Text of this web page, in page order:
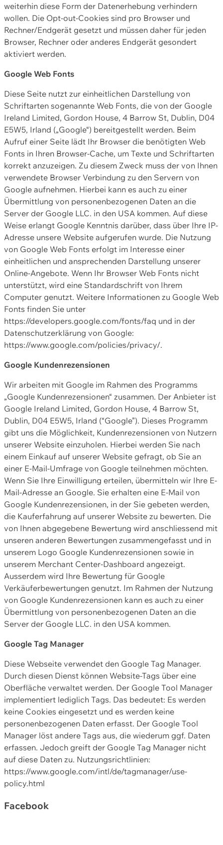
weiterhin diese Form der Datenerhebung verhindern
wollen. Die Opt-out-Cookies sind pro Browser und
Rechner/Endgerät gesetzt und müssen daher für jeden
Browser, Rechner oder anderes Endgerät gesondert
aktiviert werden.
Google Web Fonts
Diese Seite nutzt zur einheitlichen Darstellung von
Schriftarten sogenannte Web Fonts, die von der Google
Ireland Limited, Gordon House, 4 Barrow St, Dublin, D04
E5W5, Irland („Google“) bereitgestellt werden. Beim
Aufruf einer Seite lädt Ihr Browser die benötigten Web
Fonts in Ihren Browser-Cache, um Texte und Schriftarten
korrekt anzuzeigen. Zu diesem Zweck muss der von Ihnen
verwendete Browser Verbindung zu den Servern von
Google aufnehmen. Hierbei kann es auch zu einer
Übermittlung von personenbezogenen Daten an die
Server der Google LLC. in den USA kommen. Auf diese
Weise erlangt Google Kenntnis darüber, dass über Ihre IP-
Adresse unsere Website aufgerufen wurde. Die Nutzung
von Google Web Fonts erfolgt im Interesse einer
einheitlichen und ansprechenden Darstellung unserer
Online-Angebote. Wenn Ihr Browser Web Fonts nicht
unterstützt, wird eine Standardschrift von Ihrem
Computer genutzt. Weitere Informationen zu Google Web
Fonts finden Sie unter
https://developers.google.com/fonts/faq und in der
Datenschutzerklärung von Google:
https://www.google.com/policies/privacy/.
Google Kundenrezensionen
Wir arbeiten mit Google im Rahmen des Programms
„Google Kundenrezensionen“ zusammen. Der Anbieter ist
Google Ireland Limited, Gordon House, 4 Barrow St,
Dublin, D04 E5W5, Irland (“Google”). Dieses Programm
gibt uns die Möglichkeit, Kundenrezensionen von Nutzern
unserer Website einzuholen. Hierbei werden Sie nach
einem Einkauf auf unserer Website gefragt, ob Sie an
einer E-Mail-Umfrage von Google teilnehmen möchten.
Wenn Sie Ihre Einwilligung erteilen, übermitteln wir Ihre E-
Mail-Adresse an Google. Sie erhalten eine E-Mail von
Google Kundenrezensionen, in der Sie gebeten werden,
die Kauferfahrung auf unserer Website zu bewerten. Die
von Ihnen abgegebene Bewertung wird anschliessend mit
unseren anderen Bewertungen zusammengefasst und in
unserem Logo Google Kundenrezensionen sowie in
unserem Merchant Center-Dashboard angezeigt.
Ausserdem wird Ihre Bewertung für Google
Verkäuferbewertungen genutzt. Im Rahmen der Nutzung
von Google Kundenrezensionen kann es auch zu einer
Übermittlung von personenbezogenen Daten an die
Server der Google LLC. in den USA kommen.
Google Tag Manager
Diese Webseite verwendet den Google Tag Manager.
Durch diesen Dienst können Website-Tags über eine
Oberfläche verwaltet werden. Der Google Tool Manager
implementiert lediglich Tags. Das bedeutet: Es werden
keine Cookies eingesetzt und es werden keine
personenbezogenen Daten erfasst. Der Google Tool
Manager löst andere Tags aus, die wiederum ggf. Daten
erfassen. Jedoch greift der Google Tag Manager nicht
auf diese Daten zu. Nutzungsrichtlinien:
https://www.google.com/intl/de/tagmanager/use-
policy.html
Facebook